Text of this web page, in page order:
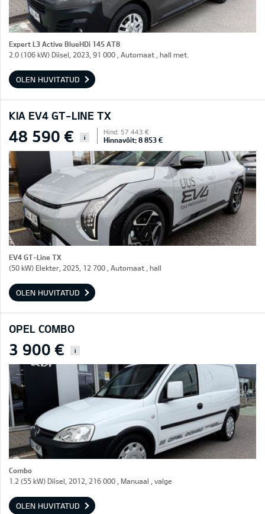
Expert L3 Active BlueHDi 145 AT8
2.0 (106 kW) Diisel, 2023, 91 000 , Automaat , hall met.
OLEN HUVITATUD
KIA EV4 GT-LINE TX
48 590 € i
Hind: 57 443 €
Hinnavõit: 8 853 €
EV4 GT-Line TX
(50 kW) Elekter, 2025, 12 700 , Automaat , hall
OLEN HUVITATUD
OPEL COMBO
3 900 € i
Combo
1.2 (55 kW) Diisel, 2012, 216 000 , Manuaal , valge
OLEN HUVITATUD